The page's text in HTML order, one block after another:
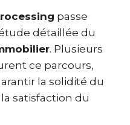
passe
détaillée du
. Plusieurs
ce parcours,
la solidité du
satisfaction du